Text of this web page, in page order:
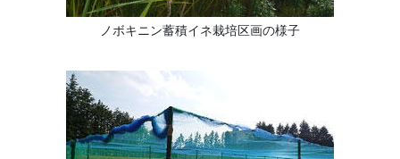
ノボキニン蓄積イネ栽培区画の様子